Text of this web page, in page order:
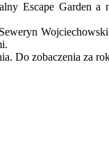
Escape Garden
Do zobaczenia za